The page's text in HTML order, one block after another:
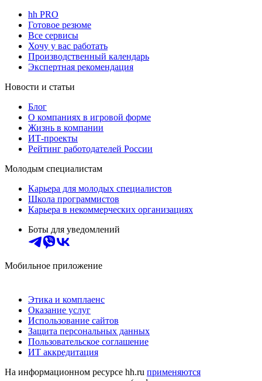
hh PRO
Готовое резюме
Все сервисы
Хочу у вас работать
Производственный календарь
Экспертная рекомендация
Новости и статьи
Блог
О компаниях в игровой форме
Жизнь в компании
ИТ-проекты
Рейтинг работодателей России
Молодым специалистам
Карьера для молодых специалистов
Школа программистов
Карьера в некоммерческих организациях
Боты для уведомлений
Мобильное приложение
Этика и комплаенс
Оказание услуг
Использование сайтов
Защита персональных данных
Пользовательское соглашение
ИТ аккредитация
На информационном ресурсе hh.ru применяются